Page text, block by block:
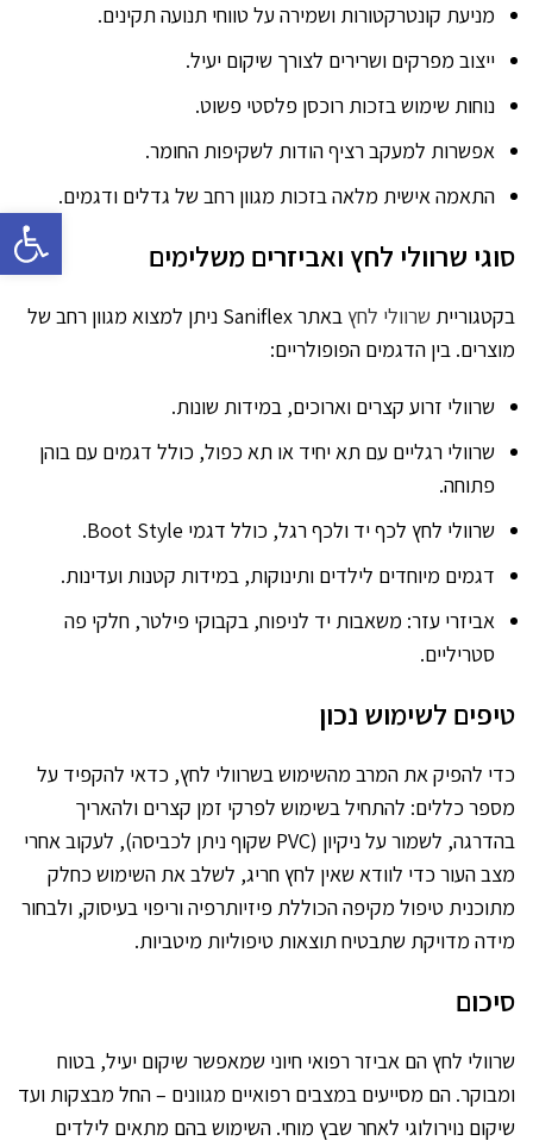
מניעת קונטרקטורות ושמירה על טווחי תנועה תקינים.
ייצוב מפרקים ושרירים לצורך שיקום יעיל.
נוחות שימוש בזכות רוכסן פלסטי פשוט.
אפשרות למעקב רציף הודות לשקיפות החומר.
התאמה אישית מלאה בזכות מגוון רחב של גדלים ודגמים.
סוגי שרוולי לחץ ואביזרים משלימים
בקטגוריית שרוולי לחץ
באתר Saniflex ניתן למצוא מגוון רחב של
מוצרים. בין הדגמים הפופולריים:
שרוולי זרוע קצרים וארוכים, במידות שונות.
שרוולי רגליים עם תא יחיד או תא כפול, כולל דגמים עם בוהן
פתוחה.
שרוולי לחץ לכף יד ולכף רגל, כולל דגמי Boot Style.
דגמים מיוחדים לילדים ותינוקות, במידות קטנות ועדינות.
אביזרי עזר: משאבות יד לניפוח, בקבוקי פילטר, חלקי פה
סטריליים.
טיפים לשימוש נכון
כדי להפיק את המרב מהשימוש בשרוולי לחץ, כדאי להקפיד על
מספר כללים: להתחיל בשימוש לפרקי זמן קצרים ולהאריך
בהדרגה, לשמור על ניקיון (PVC שקוף ניתן לכביסה), לעקוב אחרי
מצב העור כדי לוודא שאין לחץ חריג, לשלב את השימוש כחלק
מתוכנית טיפול מקיפה הכוללת פיזיותרפיה וריפוי בעיסוק, ולבחור
מידה מדויקת שתבטיח תוצאות טיפוליות מיטביות.
סיכום
שרוולי לחץ הם אביזר רפואי חיוני שמאפשר שיקום יעיל, בטוח
ומבוקר. הם מסייעים במצבים רפואיים מגוונים – החל מבצקות ועד
שיקום נוירולוגי לאחר שבץ מוחי. השימוש בהם מתאים לילדים
פתח